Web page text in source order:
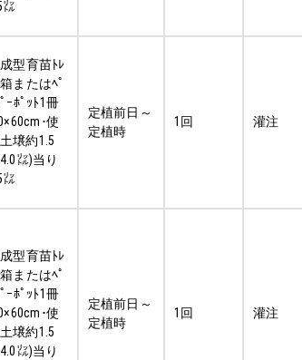
㍑
型育苗ﾄﾚ
またはﾍﾟ
ｰﾎﾟｯﾄ1冊
･使
壌約1.5
㍑)当り
㍑
定植前日～
定植時
1回 灌注
型育苗ﾄﾚ
またはﾍﾟ
ｰﾎﾟｯﾄ1冊
･使
壌約1.5
㍑)当り
定植前日～
定植時
1回 灌注